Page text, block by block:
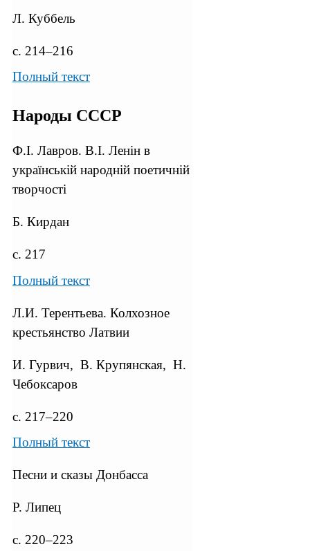
Л. Куббель
с. 214–216
Полный текст
Народы СССР
Ф.I. Лавров. В.I. Ленiн в
украïнськiй народнiй поетичнiй
творчостi
Б. Кирдан
с. 217
Полный текст
Л.И. Терентьева. Колхозное
крестьянство Латвии
И. Гурвич, В. Крупянская, Н.
Чебоксаров
с. 217–220
Полный текст
Песни и сказы Донбасса
Р. Липец
с. 220–223